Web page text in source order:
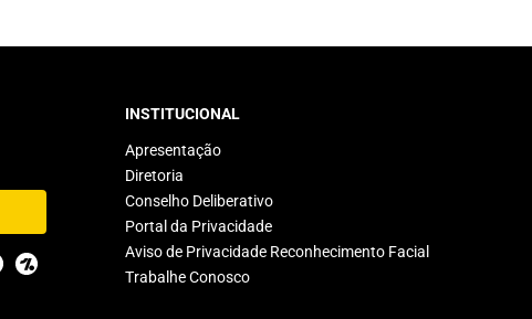
INSTITUCIONAL
Apresentação
Diretoria
Conselho Deliberativo
Portal da Privacidade
Aviso de Privacidade Reconhecimento Facial
Trabalhe Conosco